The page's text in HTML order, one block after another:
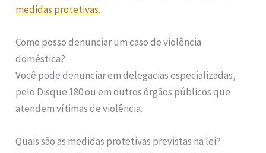
medidas protetivas.
Como posso denunciar um caso de violência
doméstica?
Você pode denunciar em delegacias especializadas,
pelo Disque 180 ou em outros órgãos públicos que
atendem vítimas de violência.
Quais são as medidas protetivas previstas na lei?